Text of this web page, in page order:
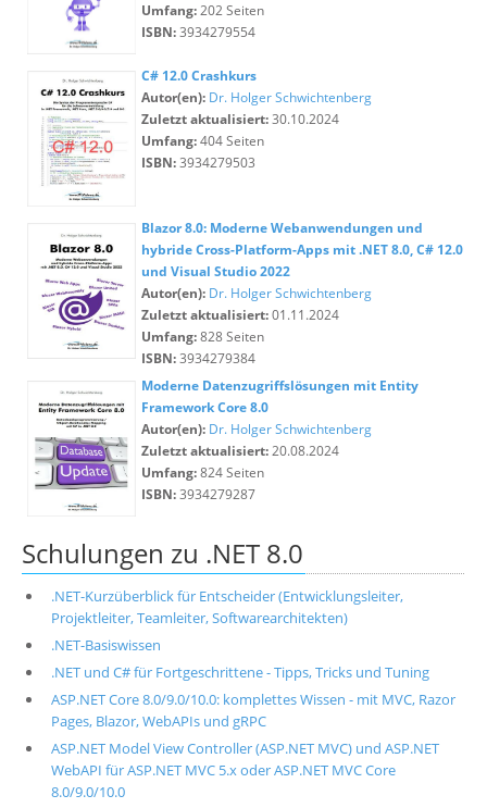
Umfang:202 Seiten
ISBN:3934279554
C# 12.0 Crashkurs
Autor(en): Dr. Holger Schwichtenberg
Zuletzt aktualisiert:30.10.2024
Umfang:404 Seiten
ISBN:3934279503
Blazor 8.0: Moderne Webanwendungen und
hybride Cross-Platform-Apps mit .NET 8.0, C# 12.0
und Visual Studio 2022
Autor(en): Dr. Holger Schwichtenberg
Zuletzt aktualisiert:01.11.2024
Umfang:828 Seiten
ISBN:3934279384
Moderne Datenzugriffslösungen mit Entity
Framework Core 8.0
Autor(en): Dr. Holger Schwichtenberg
Zuletzt aktualisiert:20.08.2024
Umfang:824 Seiten
ISBN:3934279287
Schulungen zu .NET 8.0
.NET-Kurzüberblick für Entscheider (Entwicklungsleiter,
Projektleiter, Teamleiter, Softwarearchitekten)
.NET-Basiswissen
.NET und C# für Fortgeschrittene - Tipps, Tricks und Tuning
ASP.NET Core 8.0/9.0/10.0: komplettes Wissen - mit MVC, Razor
Pages, Blazor, WebAPIs und gRPC
ASP.NET Model View Controller (ASP.NET MVC) und ASP.NET
WebAPI für ASP.NET MVC 5.x oder ASP.NET MVC Core
8.0/9.0/10.0